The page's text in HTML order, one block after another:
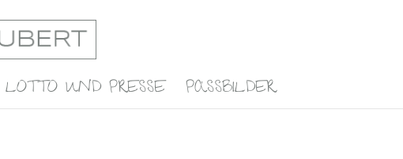
LOTTO UND PRESSE PASSBILDER